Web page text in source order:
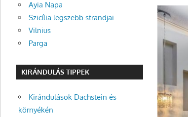
Ayia Napa
Szicília legszebb strandjai
Vilnius
Parga
KIRÁNDULÁS TIPPEK
Kirándulások Dachstein és
környékén